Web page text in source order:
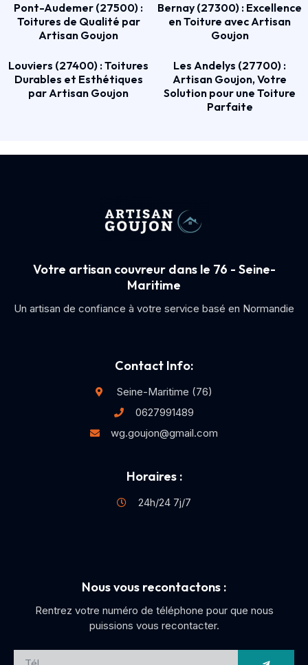
Pont-Audemer (27500) :
Toitures de Qualité par
Artisan Goujon
Bernay (27300) : Excellence
en Toiture avec Artisan
Goujon
Louviers (27400) : Toitures
Durables et Esthétiques
par Artisan Goujon
Les Andelys (27700) :
Artisan Goujon, Votre
Solution pour une Toiture
Parfaite
Votre artisan couvreur dans le 76 - Seine-
Maritime
Un artisan de confiance à votre service basé en Normandie
Contact Info:
Seine-Maritime (76)
0627991489
wg.goujon@gmail.com
Horaires :
24h/24 7j/7
Nous vous recontactons :
Rentrez votre numéro de téléphone pour que nous
puissions vous recontacter.